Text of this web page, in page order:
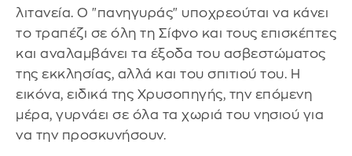
λιτανεία. Ο "πανηγυράς" υποχρεούται να κάνει
το τραπέζι σε όλη τη Σίφνο και τους επισκέπτες
και αναλαμβάνει τα έξοδα του ασβεστώματος
της εκκλησίας, αλλά και του σπιτιού του. Η
εικόνα, ειδικά της Χρυσοπηγής, την επόμενη
μέρα, γυρνάει σε όλα τα χωριά του νησιού για
να την προσκυνήσουν.